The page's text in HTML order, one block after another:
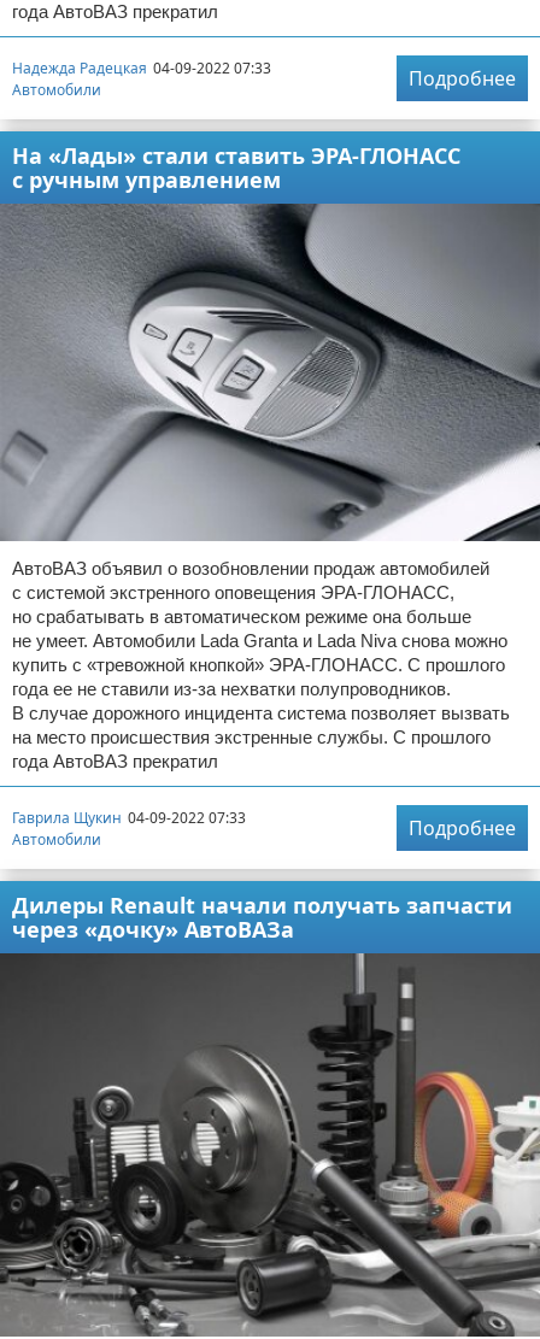
года АвтоВАЗ прекратил
Надежда Радецкая 04-09-2022 07:33
Автомобили
Подробнее
На «Лады» стали ставить ЭРА-ГЛОНАСС
с ручным управлением
АвтоВАЗ объявил о возобновлении продаж автомобилей
с системой экстренного оповещения ЭРА-ГЛОНАСС,
но срабатывать в автоматическом режиме она больше
не умеет. Автомобили Lada Granta и Lada Niva снова можно
купить с «тревожной кнопкой» ЭРА-ГЛОНАСС. С прошлого
года ее не ставили из-за нехватки полупроводников.
В случае дорожного инцидента система позволяет вызвать
на место происшествия экстренные службы. С прошлого
года АвтоВАЗ прекратил
Гаврила Щукин 04-09-2022 07:33
Автомобили
Подробнее
Дилеры Renault начали получать запчасти
через «дочку» АвтоВАЗа